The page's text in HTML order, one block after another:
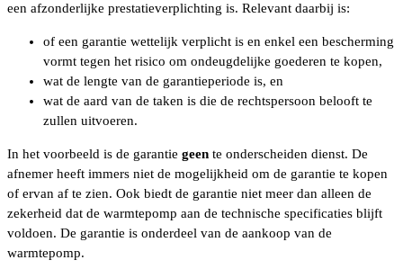
een afzonderlijke prestatieverplichting is. Relevant daarbij is:
of een garantie wettelijk verplicht is en enkel een bescherming
vormt tegen het risico om ondeugdelijke goederen te kopen,
wat de lengte van de garantieperiode is, en
wat de aard van de taken is die de rechtspersoon belooft te
zullen uitvoeren.
In het voorbeeld is de garantie geen te onderscheiden dienst. De
afnemer heeft immers niet de mogelijkheid om de garantie te kopen
of ervan af te zien. Ook biedt de garantie niet meer dan alleen de
zekerheid dat de warmtepomp aan de technische specificaties blijft
voldoen. De garantie is onderdeel van de aankoop van de
warmtepomp.